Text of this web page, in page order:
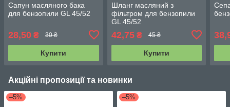
Сапун масляного бака
для бензопили GL 45/52
28,50 ₴ 30 ₴
Купити
Шланг масляний з
фільтром для бензопили
GL 45/52
42,75₴ 45 ₴
Купити
Акційні пропозиції та новинки
–5% –5%